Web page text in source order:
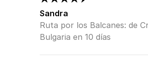
Sandra
Ruta por los Balcanes: de
Bulgaria en 10 días